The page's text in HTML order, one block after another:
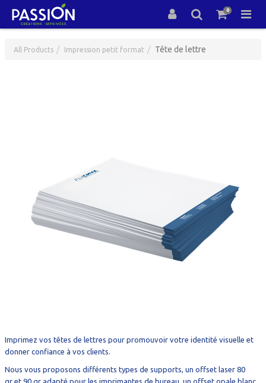
0
All Products Impression petit format Tête de lettre
Imprimez vos têtes de lettres pour promouvoir votre identité visuelle et
donner confiance à vos clients.
Nous vous proposons différents types de supports, un offset laser 80
gr et 90 gr adapté pour les imprimantes de bureau, un offset opale blanc